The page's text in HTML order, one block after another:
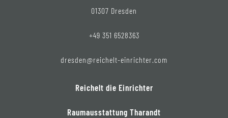
01307 Dresden
+49 351 6528363
dresden@reichelt-einrichter.com
Reichelt die Einrichter
Raumausstattung Tharandt